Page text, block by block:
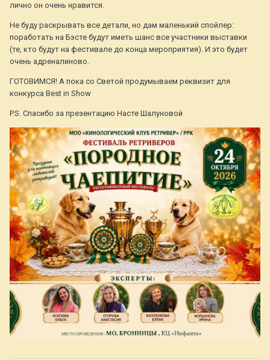
лично он очень нравится.
Не буду раскрывать все детали, но дам маленький спойлер:
поработать на Бэсте будут иметь шанс все участники выставки
(те, кто будут на фестивале до конца мероприятия). И это будет
очень адреналиново.
ГОТОВИМСЯ! А пока со Светой продумываем реквизит для
конкурса Best in Show
P.S. Спасибо за презентацию Насте Шалуновой